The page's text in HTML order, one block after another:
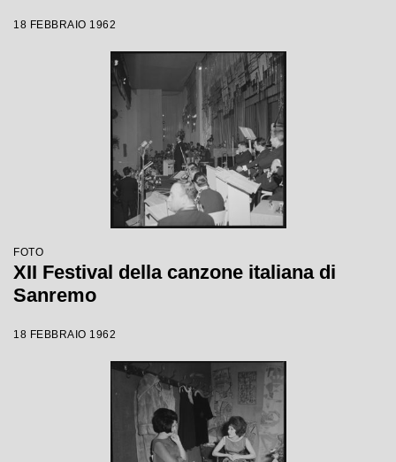
18 FEBBRAIO 1962
FOTO
XII Festival della canzone italiana di
Sanremo
18 FEBBRAIO 1962